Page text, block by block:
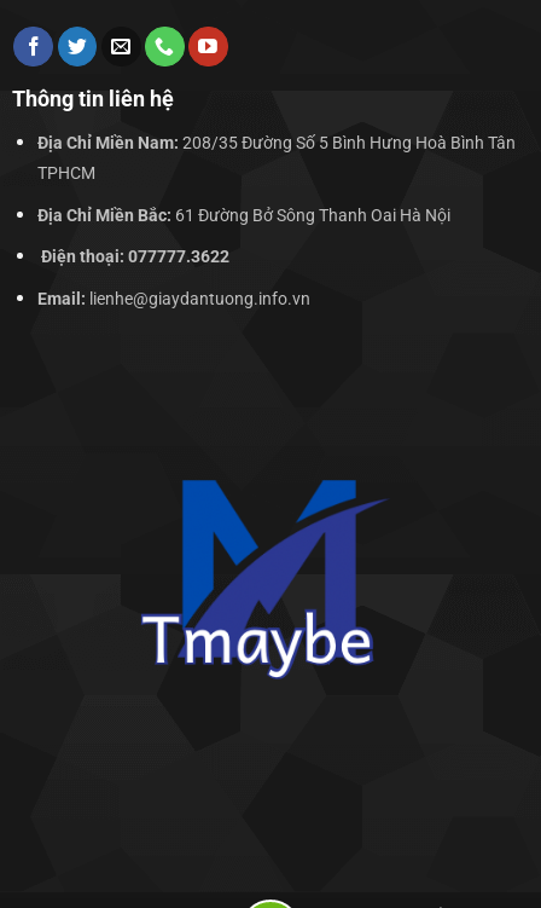
Thông tin liên hệ
Địa Chỉ Miền Nam: 208/35 Đường Số 5 Bình Hưng Hoà Bình Tân
TPHCM
Địa Chỉ Miền Bắc: 61 Đường Bở Sông Thanh Oai Hà Nội
Điện thoại: 077777.3622
Email: lienhe@giaydantuong.info.vn